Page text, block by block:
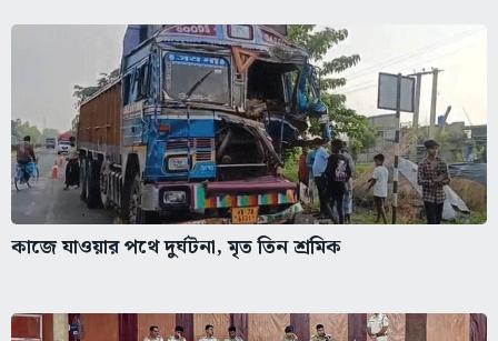
কাজে যাওয়ার পথে দুর্ঘটনা, মৃত তিন শ্রমিক